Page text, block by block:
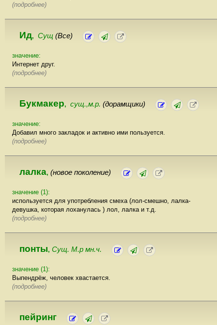
(подробнее)
Ид, Сущ (Все)
значение:
Интернет друг.
(подробнее)
Букмакер, сущ.,м.р. (дорамщики)
значение:
Добавил много закладок и активно ими пользуется.
(подробнее)
лалка, (новое поколение)
значение (1):
используется для употребления смеха (лол-смешно, лалка-
девушка, которая лоханулась ) лол, лалка и т.д.
(подробнее)
понты, Сущ. М.р мн.ч.
значение (1):
Выпендрёж, человек хвастается.
(подробнее)
пейринг